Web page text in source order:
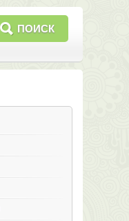
ПОИСК